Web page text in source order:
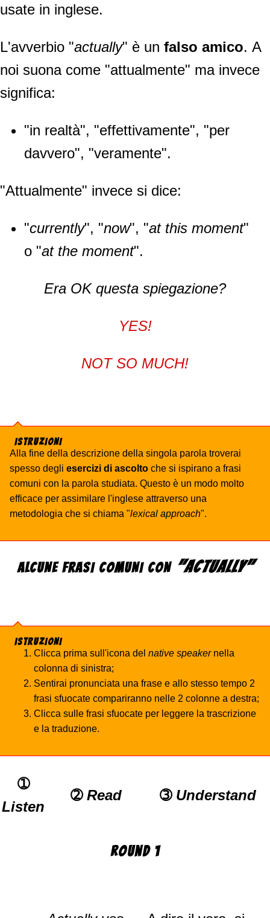
usate in inglese.
L'avverbio "actually" è un falso amico. A
noi suona come "attualmente" ma invece
significa:
"in realtà", "effettivamente", "per
davvero", "veramente".
"Attualmente" invece si dice:
"currently", "now", "at this moment"
o "at the moment".
Era OK questa spiegazione?
YES!
NOT SO MUCH!
ISTRUZIONI
Alla fine della descrizione della singola parola troverai
spesso degli esercizi di ascolto che si ispirano a frasi
comuni con la parola studiata. Questo è un modo molto
efficace per assimilare l'inglese attraverso una
metodologia che si chiama "lexical approach".
ALCUNE FRASI COMUNI CON "ACTUALLY"
ISTRUZIONI
Clicca prima sull'icona del native speakernella
colonna di sinistra;
Sentirai pronunciata una frase e allo stesso tempo 2
frasi sfuocate compariranno nelle 2 colonne a destra;
Clicca sulle frasi sfuocate per leggere la trascrizione
e la traduzione.
➀
Listen
➁ Read ➂ Understand
Round 1